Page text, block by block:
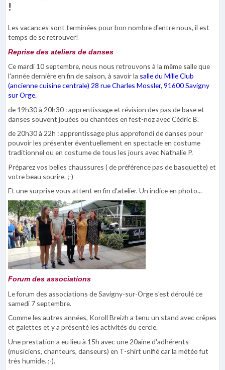
!
Les vacances sont terminées pour bon nombre d'entre nous, il est
temps de se retrouver!
Reprise des ateliers de danses
Ce mardi 10 septembre, nous nous retrouvons à la même salle que
l'année dernière en fin de saison, à savoir la salle du Mille Club
(ancienne cuisine centrale) 28 rue Charles Mossler, 91600 Savigny
sur Orge.
de 19h30 à 20h30 : apprentissage et révision des pas de base et
danses souvent jouées ou chantées en fest-noz avec Cédric B.
de 20h30 à 22h : apprentissage plus approfondi de danses pour
pouvoir les présenter éventuellement en spectacle en costume
traditionnel ou en costume de tous les jours avec Nathalie P.
Préparez vos belles chaussures ( de préférence pas de basquette) et
votre beau sourire. ;-)
Et une surprise vous attent en fin d'atelier. Un indice en photo...
Forum des associations
Le forum des associations de Savigny-sur-Orge s'est déroulé ce
samedi 7 septembre.
Comme les autres années, Koroll Breizh a tenu un stand avec crêpes
et galettes et y a présenté les activités du cercle.
Une prestation a eu lieu à 15h avec une 20aine d'adhérents
(musiciens, chanteurs, danseurs) en T-shirt unifié car la météo fut
très humide. ;-).